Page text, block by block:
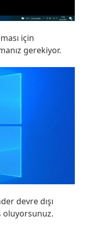
için
gerekiyor.
devre dışı
oluyorsunuz.